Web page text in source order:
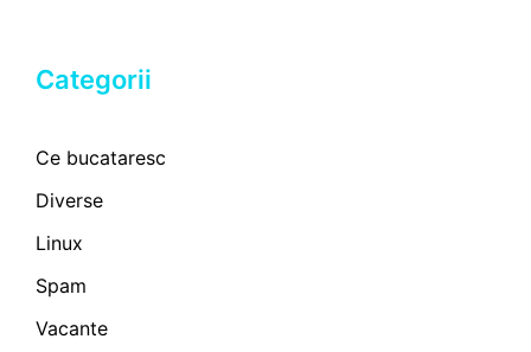
Categorii
Ce bucataresc
Diverse
Linux
Spam
Vacante